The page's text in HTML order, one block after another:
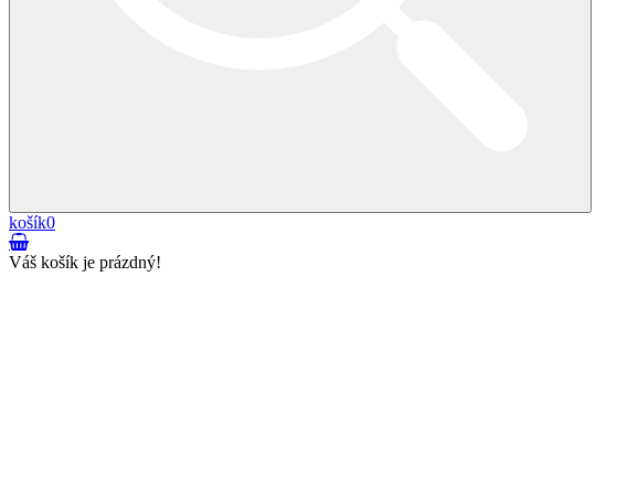
košík0
Váš košík je prázdný!